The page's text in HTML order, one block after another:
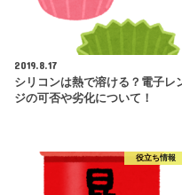
2019.8.17
シリコンは熱で溶ける？電子レ
ジの可否や劣化について！
役立ち情報